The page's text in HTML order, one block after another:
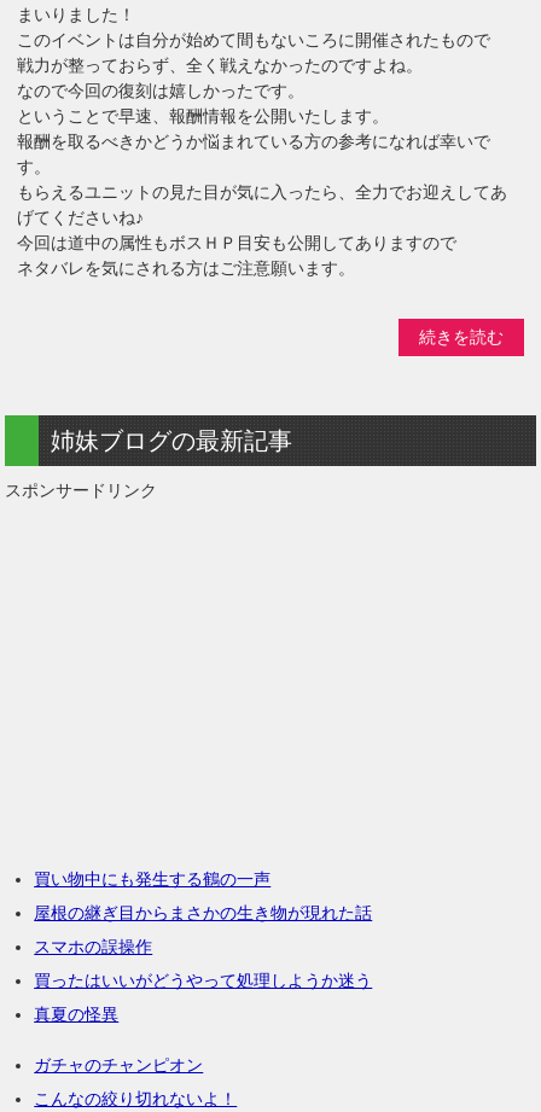
まいりました！
このイベントは自分が始めて間もないころに開催されたもので
戦力が整っておらず、全く戦えなかったのですよね。
なので今回の復刻は嬉しかったです。
ということで早速、報酬情報を公開いたします。
報酬を取るべきかどうか悩まれている方の参考になれば幸いで
す。
もらえるユニットの見た目が気に入ったら、全力でお迎えしてあ
げてくださいね♪
今回は道中の属性もボスＨＰ目安も公開してありますので
ネタバレを気にされる方はご注意願います。
続きを読む
姉妹ブログの最新記事
スポンサードリンク
買い物中にも発生する鶴の一声
屋根の継ぎ目からまさかの生き物が現れた話
スマホの誤操作
買ったはいいがどうやって処理しようか迷う
真夏の怪異
ガチャのチャンピオン
こんなの絞り切れないよ！